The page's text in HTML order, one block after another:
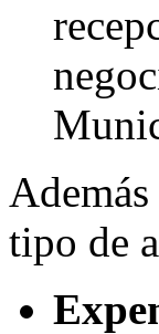
tipo de